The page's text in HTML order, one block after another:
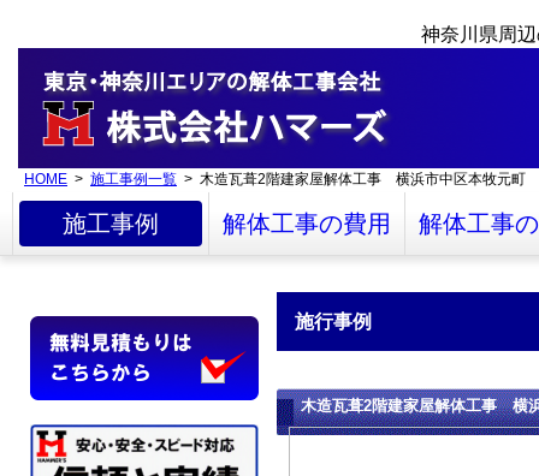
神奈川県周
HOME > 施工事例一覧 > 木造瓦葺2階建家屋解体工事 横浜市中区本牧元町
施工事例 解体工事の費用 解体工事
施行事例
木造瓦葺2階建家屋解体工事 横